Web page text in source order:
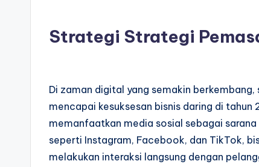
Strategi Strategi
Di zaman digital yang semakin
mencapai kesuksesan bisnis daring di
memanfaatkan media sosial sebagai
seperti Instagram, Facebook, dan TikTok,
melakukan interaksi langsung dengan